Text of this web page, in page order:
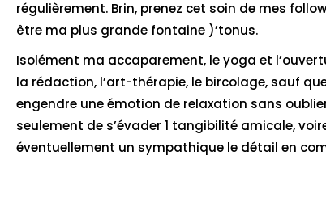
régulièrement. Brin, prenez cet soin de mes
être ma plus grande fontaine )’tonus.
Isolément ma accaparement, le yoga et
la rédaction, l’art-thérapie, le bircolage, sauf
engendre une émotion de relaxation sans
seulement de s’évader 1 tangibilité amicale,
éventuellement un sympathique le détail en